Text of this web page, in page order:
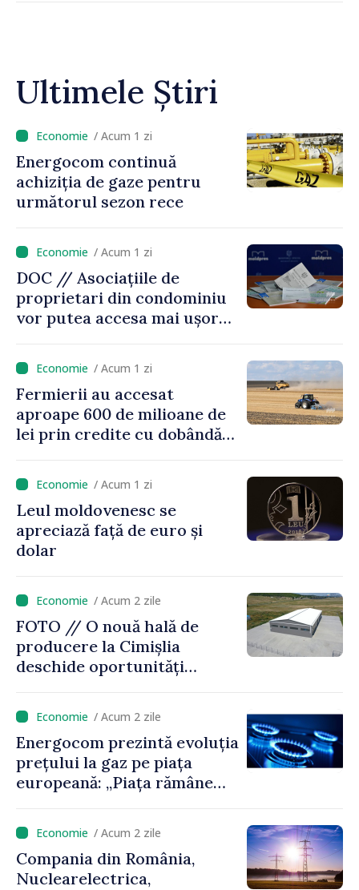
Ultimele Știri
/ Acum 1 zi
Energocom continuă
achiziția de gaze pentru
următorul sezon rece
/ Acum 1 zi
DOC // Asociațiile de
proprietari din condominiu
vor putea accesa mai ușor
energetică a blocurilor
locative
/ Acum 1 zi
Fermierii au accesat
aproape 600 de milioane de
lei prin credite cu dobândă
/ Acum 1 zi
Leul moldovenesc se
apreciază față de euro și
dolar
/ Acum 2 zile
FOTO // O nouă hală de
producere la Cimișlia
deschide oportunități
regiune
/ Acum 2 zile
Energocom prezintă evoluția
prețului la gaz pe piața
europeană: „Piața rămâne
geopolitice”
/ Acum 2 zile
Compania din România,
Nuclearelectrica,